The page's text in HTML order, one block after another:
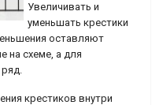
Увеличивать и
уменьшать крестики
оставляют
на схеме, а для
крестиков внутри